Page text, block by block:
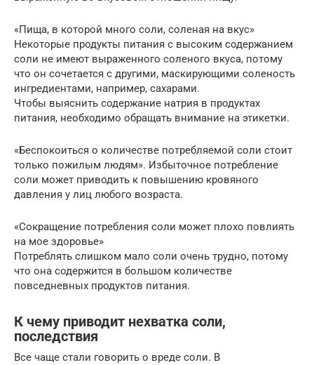
«Пища, в которой много соли, соленая на вкус»
Некоторые продукты питания с высоким содержанием
соли не имеют выраженного соленого вкуса, потому
что он сочетается с другими, маскирующими соленость
ингредиентами, например, сахарами.
Чтобы выяснить содержание натрия в продуктах
питания, необходимо обращать внимание на этикетки.
«Беспокоиться о количестве потребляемой соли стоит
только пожилым людям». Избыточное потребление
соли может приводить к повышению кровяного
давления у лиц любого возраста.
«Сокращение потребления соли может плохо повлиять
на мое здоровье»
Потреблять слишком мало соли очень трудно, потому
что она содержится в большом количестве
повседневных продуктов питания.
К чему приводит нехватка соли,
последствия
Все чаще стали говорить о вреде соли. В